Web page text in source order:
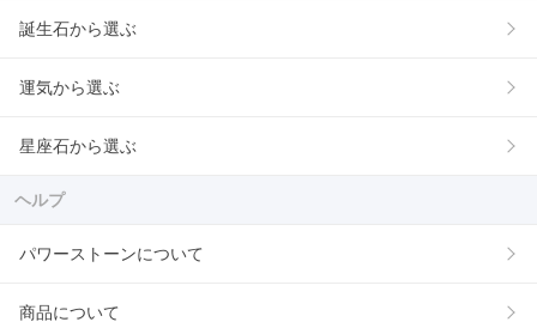
誕生石から選ぶ
運気から選ぶ
星座石から選ぶ
ヘルプ
パワーストーンについて
商品について